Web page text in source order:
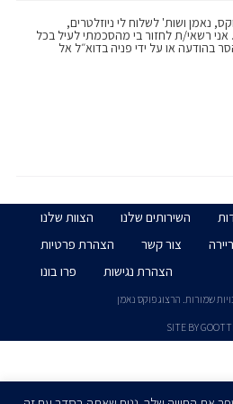
נאמן ושות' לשלוח לי ניוזלטרים,
אני רשאי/ת לחזור בי מהסכמתי לעיל בכל
בהודעה או על ידי פניה בדוא״ל אל
השירותים שלנו
הצוות שלנו
צור קשר
הצהרת פרטיות
הצהרת נגישות
פרו בונו
SITE BY